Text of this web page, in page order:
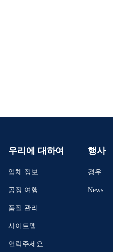
우리에 대하여
업체 정보
공장 여행
품질 관리
사이트맵
연락주세요
행사
경우
News